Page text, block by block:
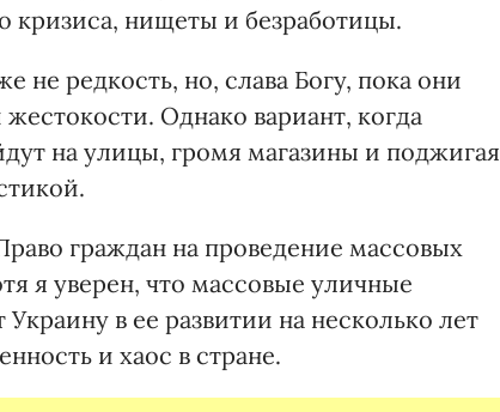
нищеты и безработицы.
не редкость, но, слава Богу, пока они
Однако вариант, когда
на улицы, громя магазины и поджигая
граждан на проведение массовых
я уверен, что массовые уличные
в ее развитии на несколько лет
и хаос в стране.